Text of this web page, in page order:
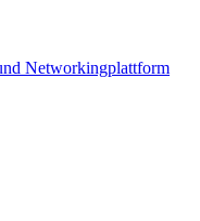
Networkingplattform